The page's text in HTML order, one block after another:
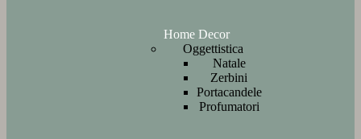
Home Decor
Oggettistica
Natale
Zerbini
Portacandele
Profumatori